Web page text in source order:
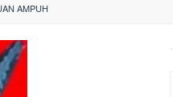
AMPUH